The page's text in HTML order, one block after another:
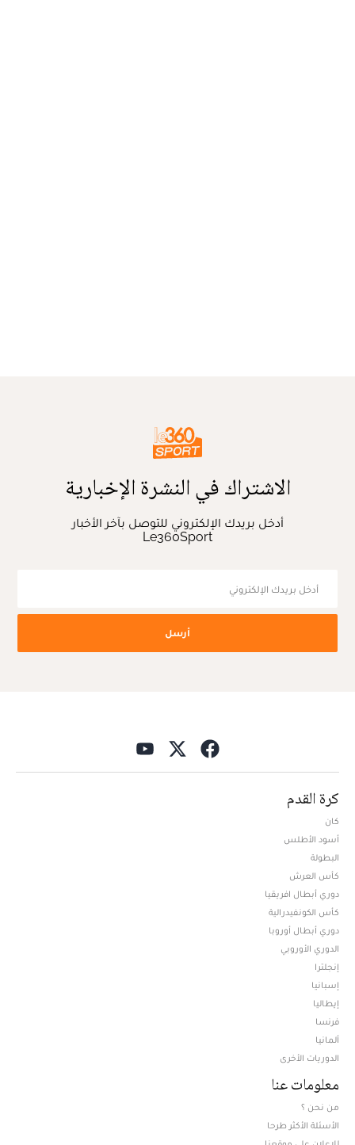
الاشتراك في النشرة الإخبارية
أدخل بريدك الإلكتروني للتوصل بآخر الأخبار
Le360Sport
أرسل
كرة القدم
كان
أسود الأطلس
البطولة
كأس العرش
دوري أبطال افريقيا
كأس الكونفيدرالية
دوري أبطال أوروبا
الدوري الأوروبي
إنجلترا
إسبانيا
إيطاليا
فرنسا
ألمانيا
الدوريات الأخرى
معلومات عنا
من نحن ؟
الأسئلة الأكثر طرحا